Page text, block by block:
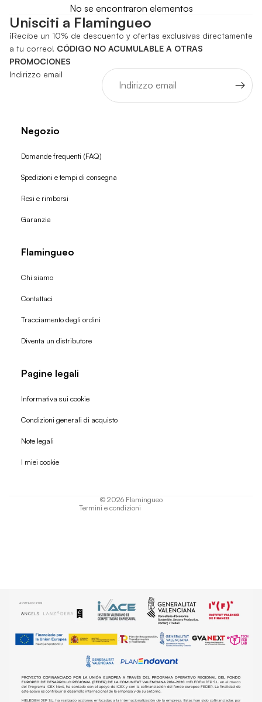
No se encontraron elementos
Unisciti a Flamingueo
¡Recibe un 10% de descuento y ofertas exclusivas directamente
a tu correo! CÓDIGO NO ACUMULABLE A OTRAS
PROMOCIONES
Indirizzo email
Negozio
Domande frequenti (FAQ)
Spedizioni e tempi di consegna
Resi e rimborsi
Garanzia
Flamingueo
Chi siamo
Contattaci
Tracciamento degli ordini
Diventa un distributore
Pagine legali
Informativa sui cookie
Condizioni generali di acquisto
Note legali
I miei cookie
© 2026 Flamingueo
Termini e condizioni
Politica di rimborso